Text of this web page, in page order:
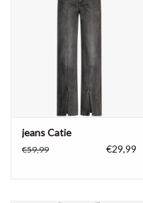
jeans Catie
€59,99 €29,99